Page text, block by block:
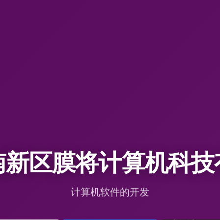
区膜将计算机科
计算机软件的开发